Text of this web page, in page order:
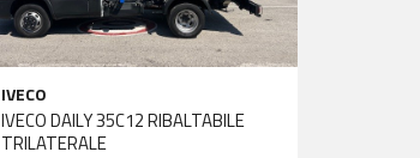
IVECO
IVECO DAILY 35C12 RIBALTABILE
TRILATERALE